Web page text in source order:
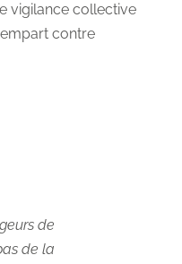
vigilance collective
contre
de
de la